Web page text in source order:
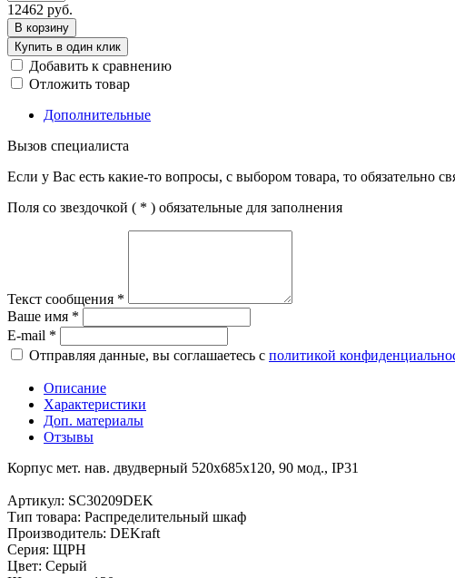
12462 руб.
В корзину
Купить в один клик
Добавить к сравнению
Отложить товар
Дополнительные
Вызов специалиста
Если у Вас есть какие-то вопросы, с выбором товара, то обязательно
Поля со звездочкой ( * ) обязательные для заполнения
Текст сообщения *
Ваше имя *
E-mail *
Отправляя данные, вы соглашаетесь с политикой
Описание
Характеристики
Доп. материалы
Отзывы
Корпус мет. нав. двудверный 520х685х120, 90 мод., IP31
Артикул: SC30209DEK
Тип товара: Распределительный шкаф
Производитель: DEKraft
Серия: ЩРН
Цвет: Серый